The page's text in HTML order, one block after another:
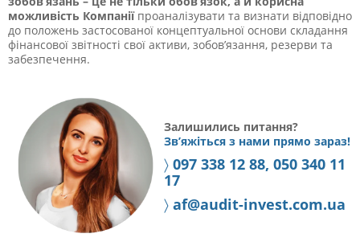
можливість Компаніїпроаналізувати та визнати відповідно
до положень застосованої концептуальної основи складання
фінансової звітності свої активи, зобов’язання, резерви та
забезпечення.
Залишились питання?
Зв’яжіться з нами прямо зараз!
〉 097 338 12 88, 050 340 11
17
〉 af@audit-invest.com.ua